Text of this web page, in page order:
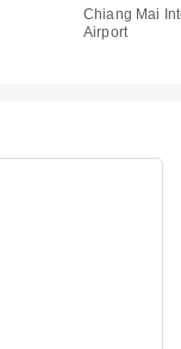
Chiang Mai
Airport